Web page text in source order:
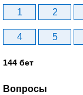
1 2
4 5
144 бет
Вопросы